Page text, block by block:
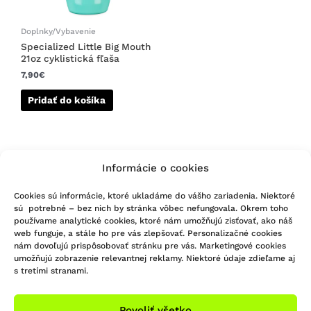
Informácie o cookies
Cookies sú informácie, ktoré ukladáme do vášho zariadenia. Niektoré
sú potrebné – bez nich by stránka vôbec nefungovala. Okrem toho
používame analytické cookies, ktoré nám umožňujú zisťovať, ako náš
web funguje, a stále ho pre vás zlepšovať. Personalizačné cookies
nám dovoľujú prispôsobovať stránku pre vás. Marketingové cookies
umožňujú zobrazenie relevantnej reklamy. Niektoré údaje zdieľame aj
s tretími stranami.
Doplnky/Vybavenie
Specialized Little Big Mouth
21oz cyklistická fľaša
7,90€
Pridať do košíka
Sledujte nás na Facebooku
KONTAKTUJTE NÁS
Infolinka/Predajňa:
servis@bicigel.sk